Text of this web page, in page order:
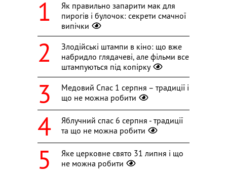
Як правильно запарити мак для
пирогів і булочок: секрети смачної
випічки
Злодійські штампи в кіно: що вже
набридло глядачеві, але фільми все
штампуються під копірку
Медовий Спас 1 серпня – традиції і
що не можна робити
Яблучний спас 6 серпня - традиції
та що не можна робити
Яке церковне свято 31 липня і що
не можна робити